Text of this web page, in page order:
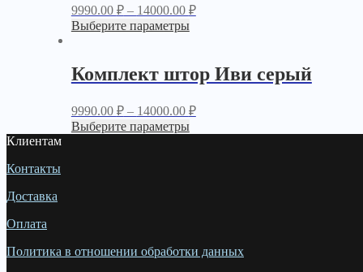
9990.00 ₽– 14000.00 ₽
Выберите параметры
Комплект штор Иви серый
9990.00 ₽– 14000.00 ₽
Выберите параметры
Клиентам
Контакты
Доставка
Оплата
Политика в отношении обработки данных